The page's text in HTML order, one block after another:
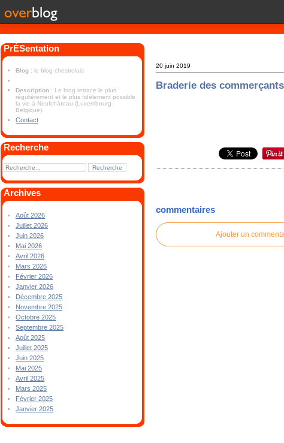
PrÉSentation
Blog : le blog chestrolais
Description : Le blog retrace le plus
régulièrement et le plus fidèlement possible
la vie à Neufchâteau (Luxembourg-
Belgique).
Contact
Recherche
Archives
Août 2026
Juillet 2026
Juin 2026
Mai 2026
Avril 2026
Mars 2026
Février 2026
Janvier 2026
Décembre 2025
Novembre 2025
Octobre 2025
Septembre 2025
Août 2025
Juillet 2025
Juin 2025
Mai 2025
Avril 2025
Mars 2025
Février 2025
Janvier 2025
20 juin 2019
Braderie des commerçants
commentaires
Ajouter un